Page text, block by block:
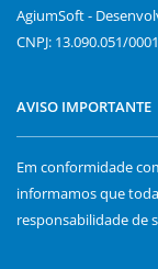
AgiumSoft -
CNPJ: 13.090.051/
AVISO IMPORTANTE
Em conformidade
informamos que
responsabilidade de